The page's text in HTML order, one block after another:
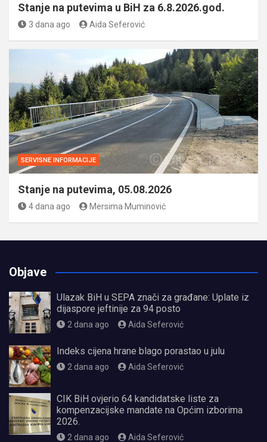
Stanje na putevima u BiH za 6.8.2026.god.
3 dana ago Aida Seferović
SERVISNE INFORMACIJE
Stanje na putevima, 05.08.2026
4 dana ago Mersima Muminović
Objave
Ulazak BiH u SEPA znači za građane: Uplate iz
dijaspore jeftinije za 94 posto
2 dana ago Aida Seferović
Indeks cijena hrane blago porastao u julu
2 dana ago Aida Seferović
CIK BiH ovjerio 64 kandidatske liste za
kompenzacijske mandate na Općim izborima
2026.
2 dana ago Aida Seferović